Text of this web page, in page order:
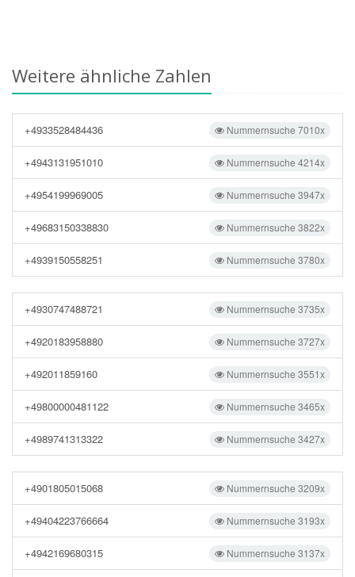
Weitere ähnliche Zahlen
Nummernsuche 7010x
+4933528484436
Nummernsuche 4214x
+4943131951010
Nummernsuche 3947x
+4954199969005
Nummernsuche 3822x
+49683150338830
Nummernsuche 3780x
+4939150558251
Nummernsuche 3735x
+4930747488721
Nummernsuche 3727x
+4920183958880
Nummernsuche 3551x
+492011859160
Nummernsuche 3465x
+49800000481122
Nummernsuche 3427x
+4989741313322
Nummernsuche 3209x
+4901805015068
Nummernsuche 3193x
+49404223766664
Nummernsuche 3137x
+4942169680315